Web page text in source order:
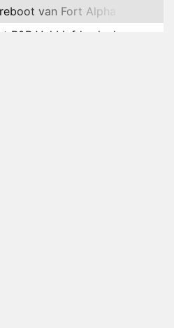
van Fort Alpha
B&B Vol Liefde-deelnemer